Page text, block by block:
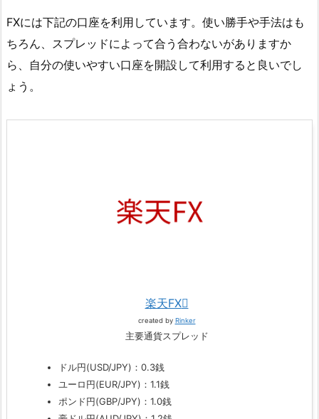
FXには下記の口座を利用しています。使い勝手や手法はも
ちろん、スプレッドによって合う合わないがありますか
ら、自分の使いやすい口座を開設して利用すると良いでし
ょう。
楽天FX
created by Rinker
主要通貨スプレッド
ドル円(USD/JPY)：0.3銭
ユーロ円(EUR/JPY)：1.1銭
ポンド円(GBP/JPY)：1.0銭